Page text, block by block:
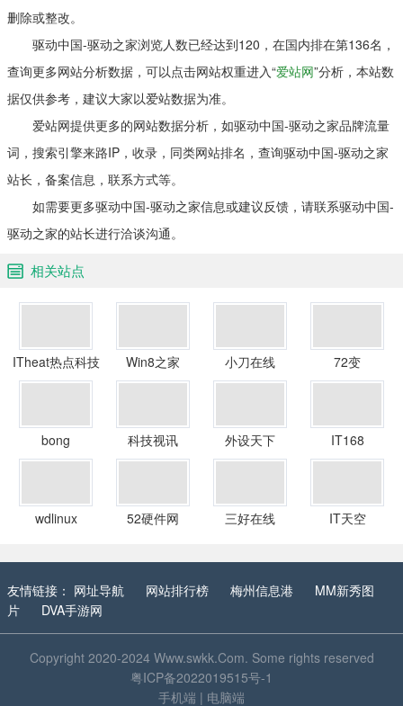
删除或整改。
驱动中国-驱动之家浏览人数已经达到120，在国内排在第136名，
查询更多网站分析数据，可以点击网站权重进入“爱站网”分析，本站数
据仅供参考，建议大家以爱站数据为准。
爱站网提供更多的网站数据分析，如驱动中国-驱动之家品牌流量
词，搜索引擎来路IP，收录，同类网站排名，查询驱动中国-驱动之家
站长，备案信息，联系方式等。
如需要更多驱动中国-驱动之家信息或建议反馈，请联系驱动中国-
驱动之家的站长进行洽谈沟通。
相关站点
ITheat热点科技 Win8之家 小刀在线 72变
bong 科技视讯 外设天下 IT168
wdlinux 52硬件网 三好在线 IT天空
友情链接： 网址导航 网站排行榜 梅州信息港
MM新秀图
片
DVA手游网
Copyright 2020-2024 Www.swkk.Com. Some rights reserved
粤ICP备2022019515号-1
手机端 | 电脑端